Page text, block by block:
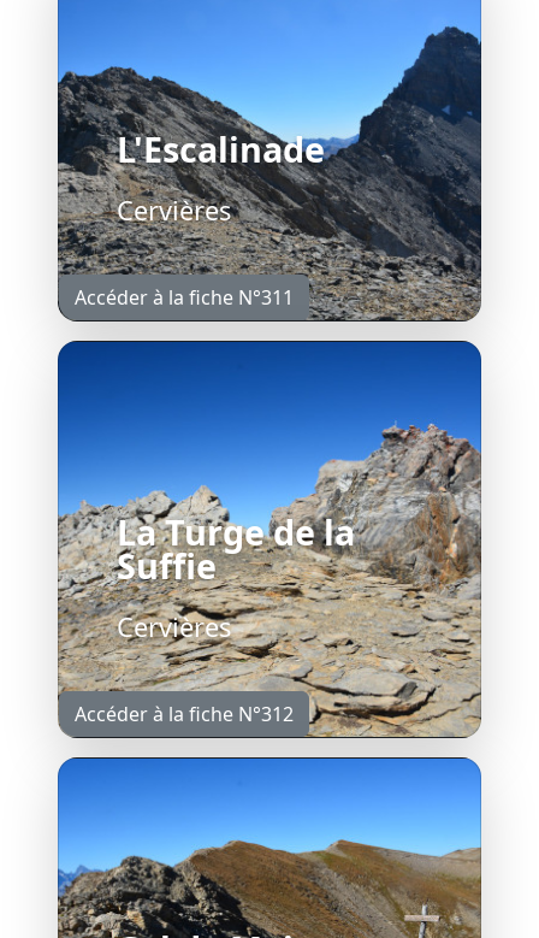
L'Escalinade
Cervières
Accéder à la fiche N°311
La Turge de la
Suffie
Cervières
Accéder à la fiche N°312